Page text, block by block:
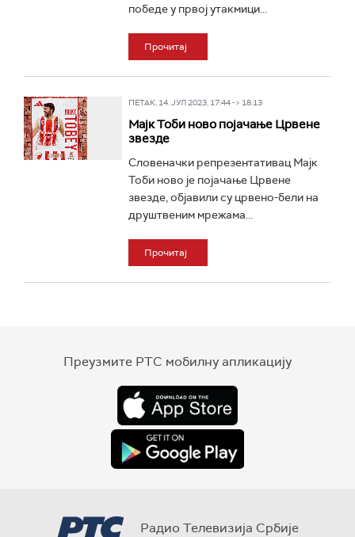
победе у првој утакмици...
Прочитај
ПЕТАК, 14. ЈУЛ 2023, 17:44 -> 18:13
Мајк Тоби ново појачање Црвене
звезде
Словеначки репрезентативац Мајк
Тоби ново је појачање Црвене
звезде, објавили су црвено-бели на
друштвеним мрежама...
Прочитај
Преузмите РТС мобилну апликацију
Радио Телевизија Србије